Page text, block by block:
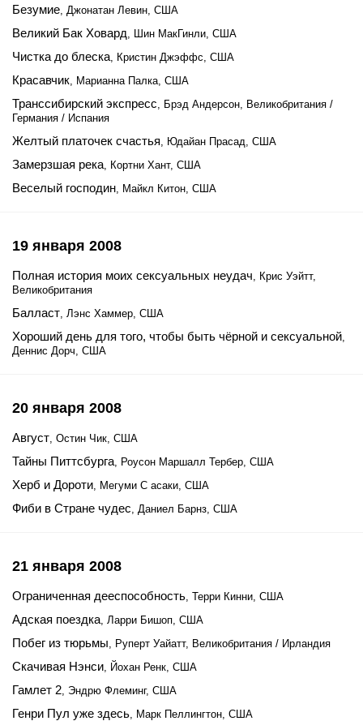
Безумие, Джонатан Левин, США
Великий Бак Ховард, Шин МакГинли, США
Чистка до блеска, Кристин Джэффс, США
Красавчик, Марианна Палка, США
Транссибирский экспресс, Брэд Андерсон, Великобритания /
Германия / Испания
Желтый платочек счастья, Юдайан Прасад, США
Замерзшая река, Кортни Хант, США
Веселый господин, Майкл Китон, США
19 января 2008
Полная история моих сексуальных неудач, Крис Уэйтт,
Великобритания
Балласт, Лэнс Хаммер, США
Хороший день для того, чтобы быть чёрной и сексуальной,
Деннис Дорч, США
20 января 2008
Август, Остин Чик, США
Тайны Питтсбурга, Роусон Маршалл Тербер, США
Херб и Дороти, Мегуми С асаки, США
Фиби в Стране чудес, Даниел Барнз, США
21 января 2008
Ограниченная дееспособность, Терри Кинни, США
Адская поездка, Ларри Бишоп, США
Побег из тюрьмы, Руперт Уайатт, Великобритания / Ирландия
Скачивая Нэнси, Йохан Ренк, США
Гамлет 2, Эндрю Флеминг, США
Генри Пул уже здесь, Марк Пеллингтон, США